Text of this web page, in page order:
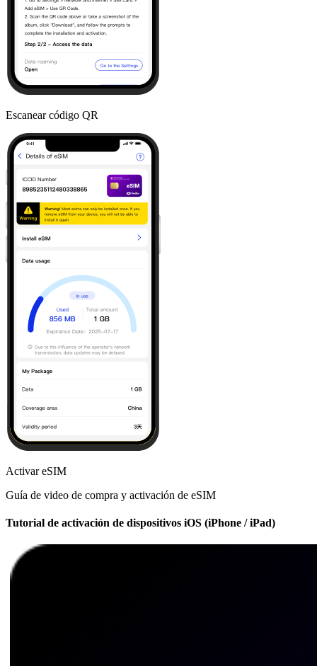
Escanear código QR
Activar eSIM
Guía de video de compra y activación de eSIM
Tutorial de activación de dispositivos iOS (iPhone / iPad)